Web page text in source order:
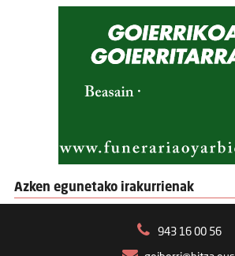
Azken egunetako irakurrienak
943 16 00 56